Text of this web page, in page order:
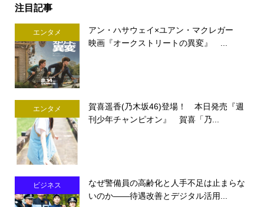
注目記事
エンタメ
アン・ハサウェイ×ユアン・マクレガー
映画『オークストリートの異変』 ...
エンタメ
賀喜遥香(乃木坂46)登場！ 本日発売『週
刊少年チャンピオン』 賀喜「乃...
ビジネス
なぜ警備員の高齢化と人手不足は止まらな
いのか――待遇改善とデジタル活用...